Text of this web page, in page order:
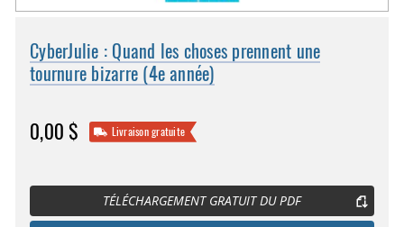
CyberJulie : Quand les choses prennent une
tournure bizarre (4e année)
0,00 $ Livraison gratuite
TÉLÉCHARGEMENT GRATUIT DU PDF